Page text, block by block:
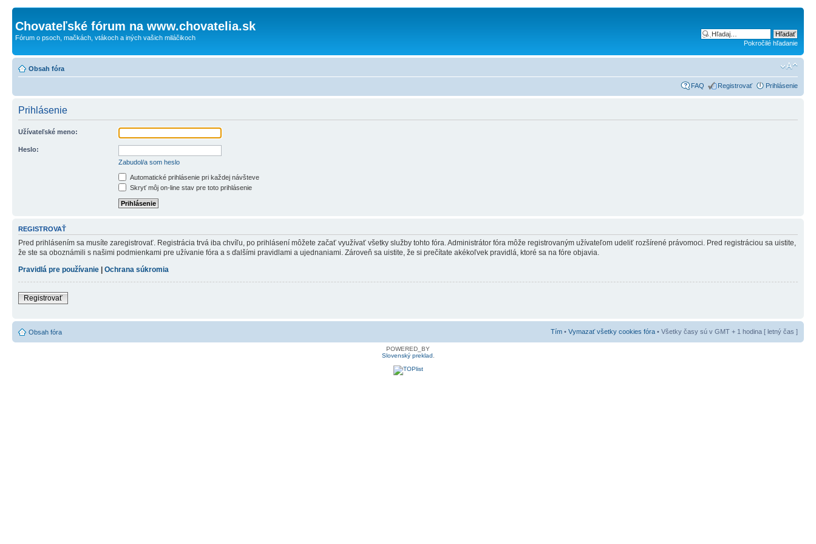
Chovateľské fórum na www.chovatelia.sk
Fórum o psoch, mačkách, vtákoch a iných vašich miláčikoch
Pokročilé hľadanie
Obsah fóra
FAQ Registrovať Prihlásenie
Prihlásenie
Užívateľské meno:
Heslo:
Zabudol/a som heslo
Automatické prihlásenie pri každej návšteve
Skryť môj on-line stav pre toto prihlásenie
REGISTROVAŤ
Pred prihlásením sa musíte zaregistrovať. Registrácia trvá iba chvíľu, po prihlásení môžete začať využívať všetky služby tohto fóra. Administrátor fóra môže registrovaným užívateľom udeliť rozšírené právomoci. Pred registráciou sa uistite,
že ste sa oboznámili s našimi podmienkami pre užívanie fóra a s ďalšími pravidlami a ujednaniami. Zároveň sa uistite, že si prečítate akékoľvek pravidlá, ktoré sa na fóre objavia.
Pravidlá pre používanie
Ochrana súkromia
Registrovať
Obsah fóra Tím • Vymazať všetky cookies fóra • Všetky časy sú v GMT + 1 hodina [ letný čas ]
POWERED_BY
Slovenský preklad